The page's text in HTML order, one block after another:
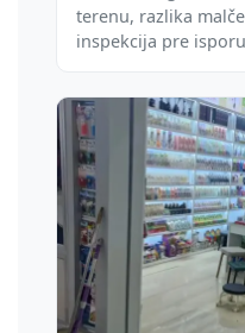
terenu, razlika
inspekcija pre